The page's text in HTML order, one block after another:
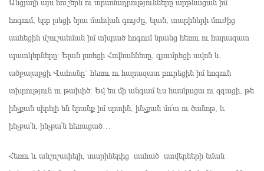
Անցյալի այս հուշերն ու տրամադրությունները արթնացան իմ
հոգում, երբ լսեցի նրա մահվան գույժը, ելան, տարիների մուժից
սահեցին մշուշանման իմ տխրած հոգում նրանց հեռու ու հարազատ
պատկերները։ Ելան լոռեցի Հովհաննեսը, գյումրեցի ավոն և
ածքալաքցի Վահանը` հեռու ու հարազատ բուրեցին իմ հոգուն
տխրություն ու թախիծ։ Եվ ես մի անգամ ևս հասկացա ու զգացի, թե
ինչքան սիրելի են նրանք իմ սրտին, ինչքան մո՜տ ու ծանոթ, և
ինչքա՜ն, ինչքա՜ն հեռացած…
Հեռու և անշոշափելի, տարիներից սահած ստվերների նման